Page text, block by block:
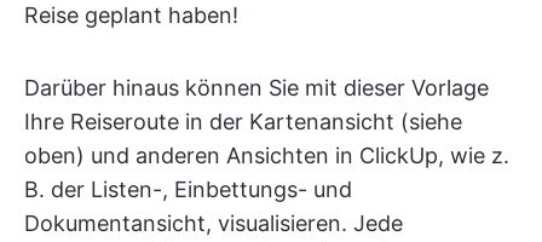
Reise geplant haben!
Darüber hinaus können Sie mit dieser Vorlage
Ihre Reiseroute in der Kartenansicht (siehe
oben) und anderen Ansichten in ClickUp, wie z.
B. der Listen-, Einbettungs- und
Dokumentansicht, visualisieren. Jede